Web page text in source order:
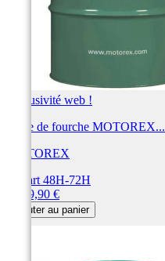
Exclusivité web !
Huile de fourche MOTOREX...
MOTOREX
Départ 48H-72H
1 459,90 €
Ajouter au panier